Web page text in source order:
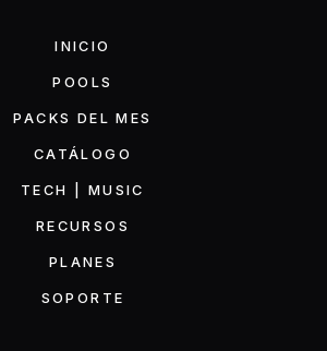
INICIO
POOLS
PACKS DEL MES
CATÁLOGO
TECH | MUSIC
RECURSOS
PLANES
SOPORTE